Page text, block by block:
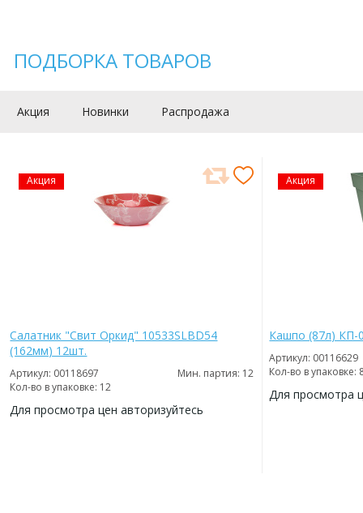
ПОДБОРКА ТОВАРОВ
Акция Новинки Распродажа
Акция
Салатник "Свит Оркид" 10533SLBD54
(162мм) 12шт.
Артикул: 00118697
Мин. партия: 12
Кол-во в упаковке: 12
Для просмотра цен авторизуйтесь
Акция
Кашпо (87л) КП-
Артикул: 00116629
Кол-во в упаковке:
Для просмотра